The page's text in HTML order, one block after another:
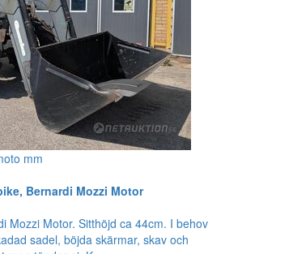
mm
Bernardi Mozzi Motor
Mozzi Motor. Sitthöjd ca 44cm. I behov
sadel, böjda skärmar, skav och